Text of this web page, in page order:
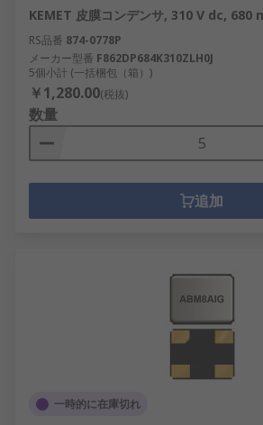
KEMET 皮膜コンデンサ, 310 V dc, 680
RS品番 874-0778P
メーカー型番 F862DP684K310ZLH0J
5個小計 (一括梱包（箱）)
￥1,280.00(税抜)
数量
追加
一時的に在庫切れ